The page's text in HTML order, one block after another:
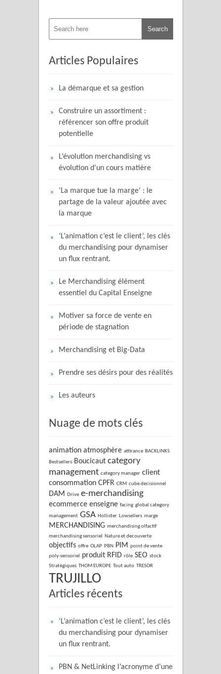
Articles Populaires
La démarque et sa gestion
Construire un assortiment :
référencer son offre produit
potentielle
L’évolution merchandising vs
évolution d’un cours matière
‘La marque tue la marge’ : le
partage de la valeur ajoutée avec
la marque
‘L’animation c’est le client’, les clés
du merchandising pour dynamiser
un flux rentrant.
Le Merchandising élément
essentiel du Capital Enseigne
Motiver sa force de vente en
période de stagnation
Merchandising et Big-Data
Prendre ses désirs pour des réalités
Les auteurs
Nuage de mots clés
animation atmosphère attirance BACKLINKS
Bestsellers Boucicaut category
management category manager client
consommation CPFR CRM cube decisionnel
DAM Drive e-merchandising
ecommerce enseigne facing global category
management GSA Hollister Lowsellers marge
MERCHANDISING merchandising olfactif
merchandising sensoriel Nature et decouverte
objectifs offre OLAP PBN PIM point de vente
poly-sensoriel produit RFID rôle SEO stock
Stratégiques THOM EUROPE Tout auto TRESOR
TRUJILLO
Articles récents
‘L’animation c’est le client’, les clés
du merchandising pour dynamiser
un flux rentrant.
PBN & NetLinking l’acronyme d’une